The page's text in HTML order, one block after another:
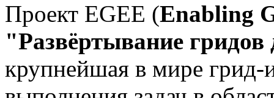
Проект EGEE (Enabling
"Развёртывание
крупнейшая в мире грид-